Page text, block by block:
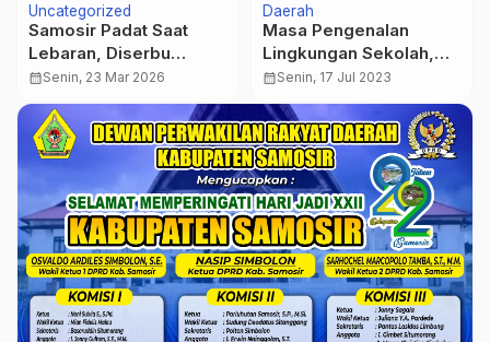
Uncategorized
Samosir Padat Saat
Lebaran, Diserbu
Wisatawan
calendar_monthSenin, 23 Mar 2026
Daerah
Masa Pengenalan
Lingkungan Sekolah,
Koramil 0815/06
PBB Siswa SMKN 1
Kemlagi
calendar_monthSenin, 17 Jul 2023